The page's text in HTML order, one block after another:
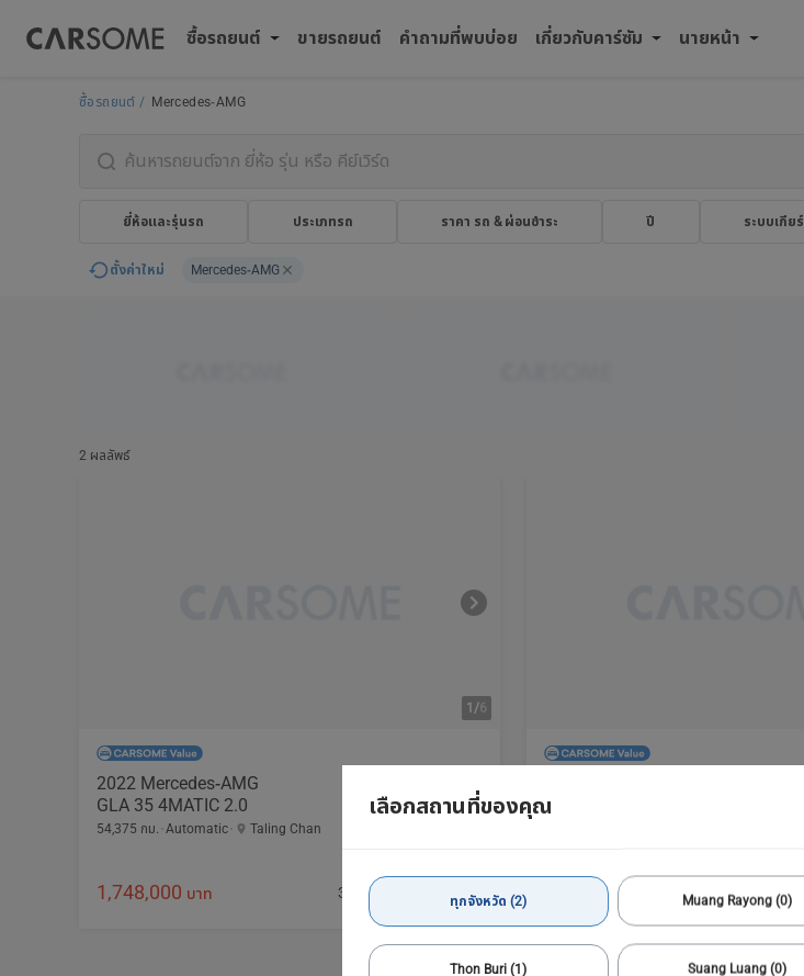
ซื้อรถยนต์ ขายรถยนต์ คำถามที่พบบ่อย เกี่ยวกับคาร์ซัม นายหน้า
ซื้อรถยนต์ Mercedes-AMG
เลือกสถานที่ของคุณ
ทุกจังหวัด (2) Muang Rayong (0)
Thon Buri (1) Suang Luang (0)
ยี่ห้อและรุ่นรถ ประเภทรถ ราคา รถ & ผ่อนชำระ ปี ระบบเกียร์
ตั้งค่าใหม่ Mercedes-AMG
2 ผลลัพธ์
1/6
2022 Mercedes-AMG
GLA 35 4MATIC 2.0
54,375 กม. Automatic Taling Chan
1,748,000 บาท 34,086 บาท /เดือน
GLA 35 4MATIC 2.0
1,759,000
ไม่มีรถในคลัง